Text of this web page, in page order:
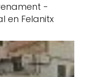
-
en Felanitx